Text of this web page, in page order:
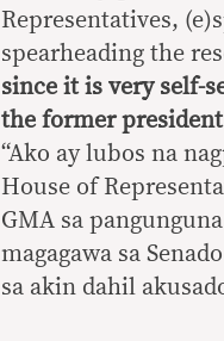
Representatives,
spearheading the
since it is very self-
the former
“Ako ay lubos na
House of
GMA sa
magagawa sa
sa akin dahil